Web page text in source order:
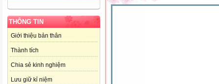
THÔNG TIN
Giới thiệu bản thân
Thành tích
Chia sẻ kinh nghiệm
Lưu giữ kỉ niệm